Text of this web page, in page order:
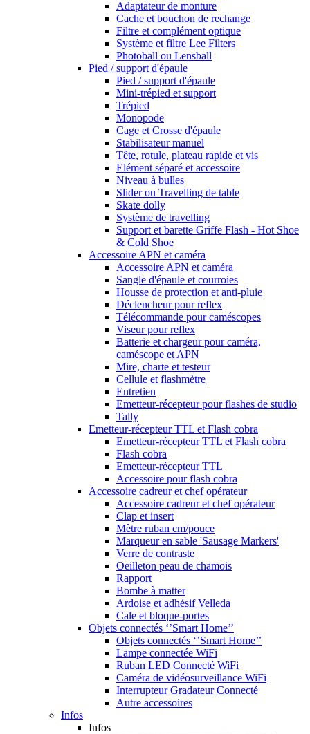
Adaptateur de monture
Cache et bouchon de rechange
Filtre et complément optique
Système et filtre Lee Filters
Photoball ou Lensball
Pied / support d'épaule
Pied / support d'épaule
Mini-trépied et support
Trépied
Monopode
Cage et Crosse d'épaule
Stabilisateur manuel
Tête, rotule, plateau rapide et vis
Elément séparé et accessoire
Niveau à bulles
Slider ou Travelling de table
Skate dolly
Système de travelling
Support et barette Griffe Flash - Hot Shoe
& Cold Shoe
Accessoire APN et caméra
Accessoire APN et caméra
Sangle d'épaule et courroies
Housse de protection et anti-pluie
Déclencheur pour reflex
Télécommande pour caméscopes
Viseur pour reflex
Batterie et chargeur pour caméra,
caméscope et APN
Mire, charte et testeur
Cellule et flashmètre
Entretien
Emetteur-récepteur pour flashes de studio
Tally
Emetteur-récepteur TTL et Flash cobra
Emetteur-récepteur TTL et Flash cobra
Flash cobra
Emetteur-récepteur TTL
Accessoire pour flash cobra
Accessoire cadreur et chef opérateur
Accessoire cadreur et chef opérateur
Clap et insert
Mètre ruban cm/pouce
Marqueur en sable 'Sausage Markers'
Verre de contraste
Oeilleton peau de chamois
Rapport
Bombe à matter
Ardoise et adhésif Velleda
Cale et bloque-portes
Objets connectés ‘’Smart Home’’
Objets connectés ‘’Smart Home’’
Lampe connectée WiFi
Ruban LED Connecté WiFi
Caméra de vidéosurveillance WiFi
Interrupteur Gradateur Connecté
Autre accessoires
Infos
Infos